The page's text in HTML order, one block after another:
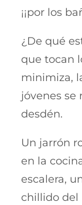
¡¡por los
¿De qué
que tocan
minimiza,
jóvenes se
desdén.
Un jarrón
en la
escalera,
chillido del